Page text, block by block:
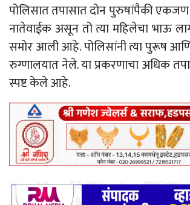
पोलिसात तपासात दोन पुरुषांपैकी एकजण
नातेवाईक असून तो त्या महिलेचा भाऊ
समोर आली आहे. पोलिसांनी त्या पुरूष
रुग्णालयात नेले. या प्रकरणाचा अधिक
स्पष्ट केले आहे.